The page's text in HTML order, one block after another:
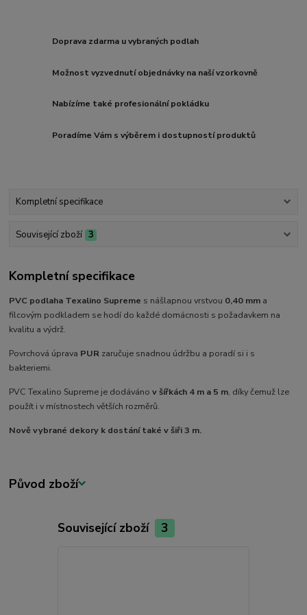
Doprava zdarma u vybraných podlah
Možnost vyzvednutí objednávky na naší vzorkovně
Nabízíme také profesionální pokládku
Poradíme Vám s výběrem i dostupností produktů
Kompletní specifikace
Související zboží 3
Kompletní specifikace
PVC podlaha Texalino Supreme s nášlapnou vrstvou 0,40 mm a
filcovým podkladem se hodí do každé domácnosti s požadavkem na
kvalitu a výdrž.
Povrchová úprava PUR zaručuje snadnou údržbu a poradí si i s
bakteriemi.
PVC Texalino Supreme je dodávánov šířkách 4 m a 5 m, díky čemuž lze
použít i v místnostech větších rozměrů.
Nově vybrané dekory k dostání také v šiři 3 m.
Původ zboží
Související zboží 3